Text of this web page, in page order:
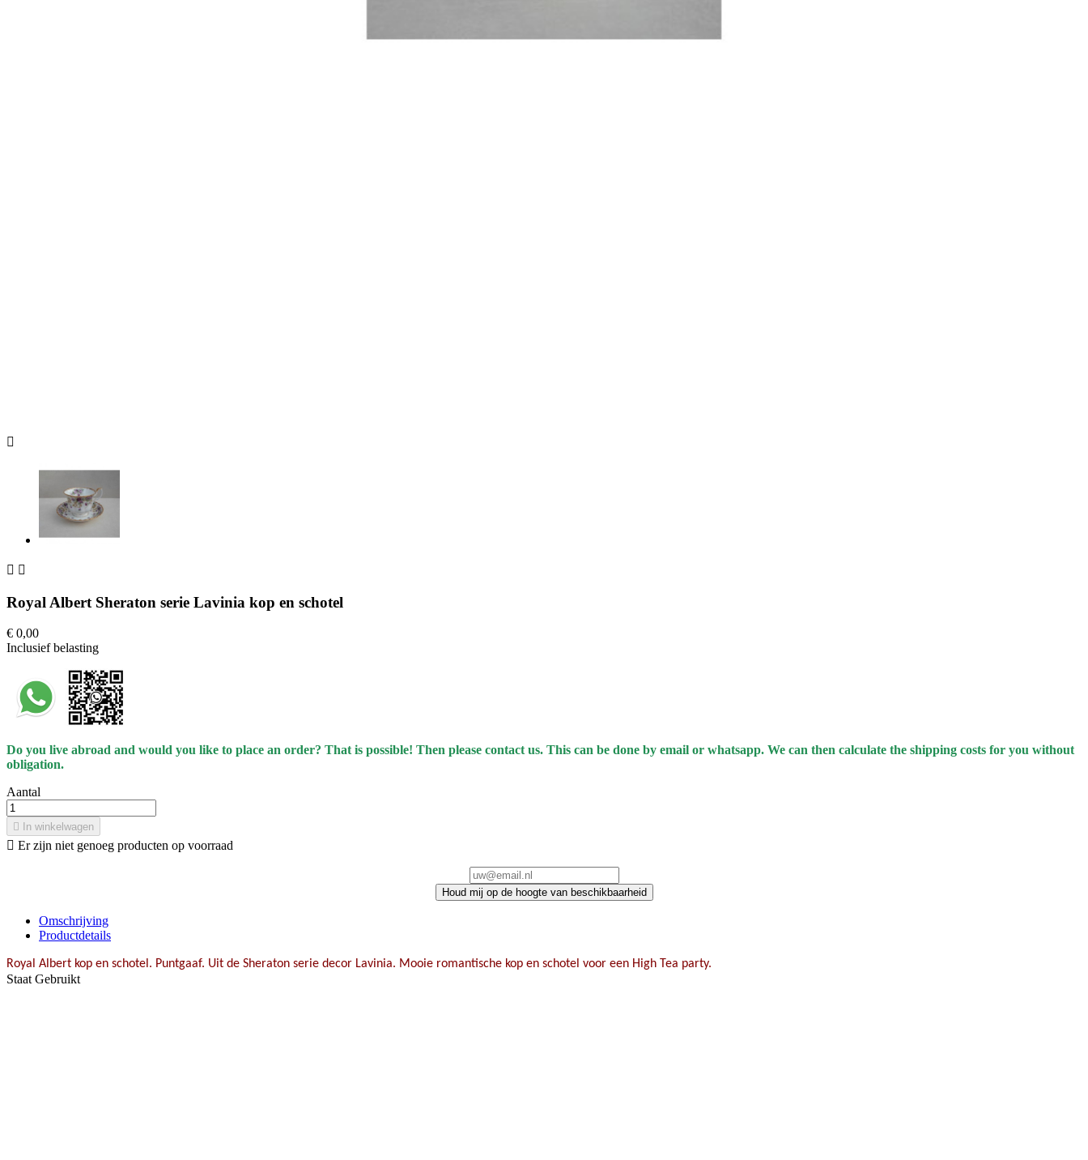

 
Royal Albert Sheraton serie Lavinia kop en schotel
€ 0,00
Inclusief belasting
Do you live abroad and would you like to place an order? That is possible! Then please contact us. This can be done by email or whatsapp. We can then calculate the shipping costs for you without
obligation.
Aantal
 In winkelwagen
 Er zijn niet genoeg producten op voorraad
Houd mij op de hoogte van beschikbaarheid
Omschrijving
Productdetails
Royal Albert kop en schotel. Puntgaaf. Uit de Sheraton serie decor Lavinia. Mooie romantische kop en schotel voor een High Tea party.
StaatGebruikt